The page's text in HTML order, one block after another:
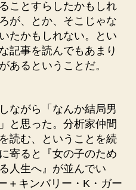
ことすらしたかもしれ
が、とか、そこじゃな
たかもしれない。とい
記事を読んでもあまり
あるということだ。
ながら「なんか結局男
と思った。分析家仲間
読む、ということを続
寄ると『女の子のため
人生へ』が並んでい
＋キンバリー・K・ガー